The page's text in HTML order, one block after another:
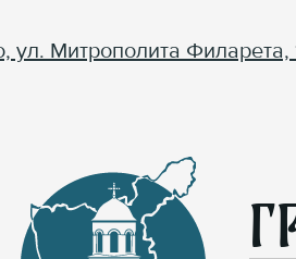
ул. Митрополита Филарета,